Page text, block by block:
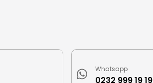
Whatsapp
0232 999 19 19